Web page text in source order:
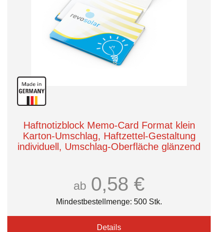
Haftnotizblock Memo-Card Format klein
Karton-Umschlag, Haftzettel-Gestaltung
individuell, Umschlag-Oberfläche glänzend
ab 0,58 €
Mindestbestellmenge: 500 Stk.
Details